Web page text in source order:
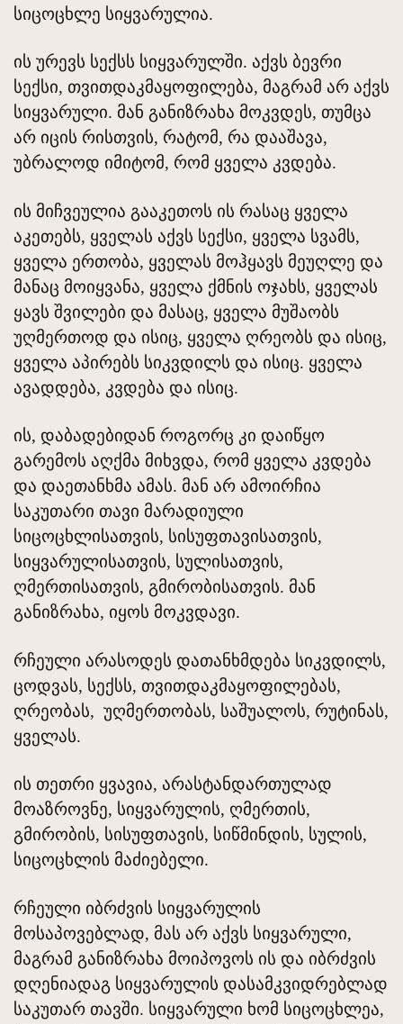
სიცოცხლე სიყვარულია.
ის ურევს სექსს სიყვარულში. აქვს ბევრი
სექსი, თვითდაკმაყოფილება, მაგრამ არ აქვს
სიყვარული. მან განიზრახა მოკვდეს, თუმცა
არ იცის რისთვის, რატომ, რა დააშავა,
უბრალოდ იმიტომ, რომ ყველა კვდება.
ის მიჩვეულია გააკეთოს ის რასაც ყველა
აკეთებს, ყველას აქვს სექსი, ყველა სვამს,
ყველა ერთობა, ყველას მოჰყავს მეუღლე და
მანაც მოიყვანა, ყველა ქმნის ოჯახს, ყველას
ყავს შვილები და მასაც, ყველა მუშაობს
უღმერთოდ და ისიც, ყველა ღრეობს და ისიც,
ყველა აპირებს სიკვდილს და ისიც. ყველა
ავადდება, კვდება და ისიც.
ის, დაბადებიდან როგორც კი დაიწყო
გარემოს აღქმა მიხვდა, რომ ყველა კვდება
და დაეთანხმა ამას. მან არ ამოირჩია
საკუთარი თავი მარადიული
სიცოცხლისათვის, სისუფთავისათვის,
სიყვარულისათვის, სულისათვის,
ღმერთისათვის, გმირობისათვის. მან
განიზრახა, იყოს მოკვდავი.
რჩეული არასოდეს დათანხმდება სიკვდილს,
ცოდვას, სექსს, თვითდაკმაყოფილებას,
ღრეობას, უღმერთობას, საშუალოს, რუტინას,
ყველას.
ის თეთრი ყვავია, არასტანდართულად
მოაზროვნე, სიყვარულის, ღმერთის,
გმირობის, სისუფთავის, სიწმინდის, სულის,
სიცოცხლის მაძიებელი.
რჩეული იბრძვის სიყვარულის
მოსაპოვებლად, მას არ აქვს სიყვარული,
მაგრამ განიზრახა მოიპოვოს ის და იბრძვის
დღენიადაგ სიყვარულის დასამკვიდრებლად
საკუთარ თავში. სიყვარული ხომ სიცოცხლეა,